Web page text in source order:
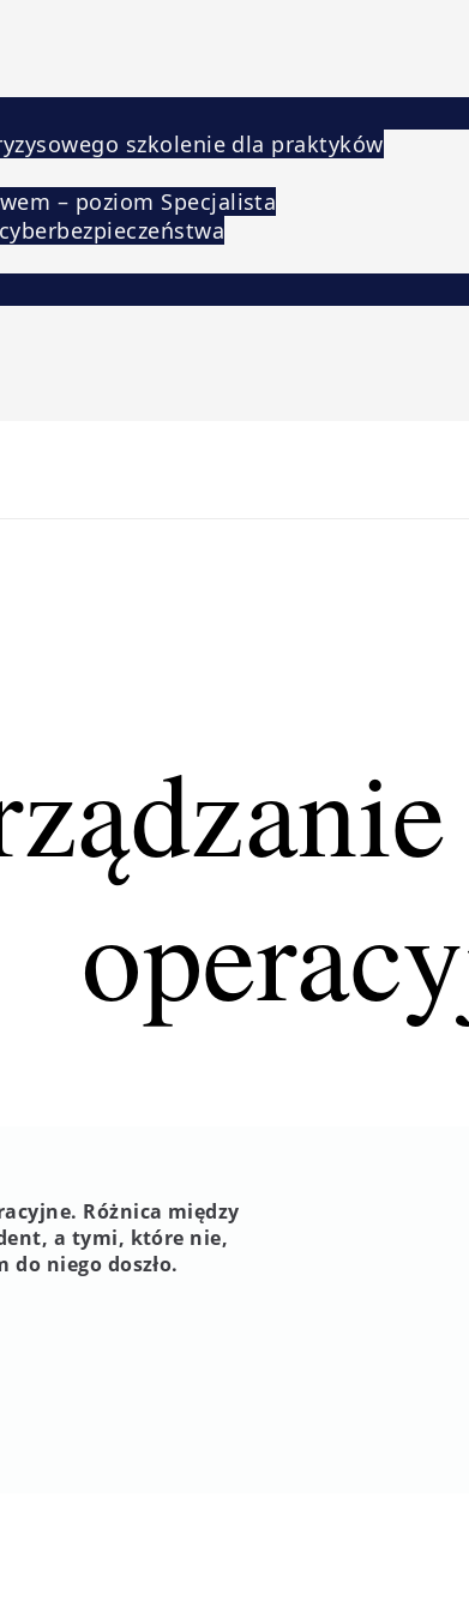
szkolenie dla praktyków
– poziom Specjalista
Różnica między
a tymi, które nie,
niego doszło.